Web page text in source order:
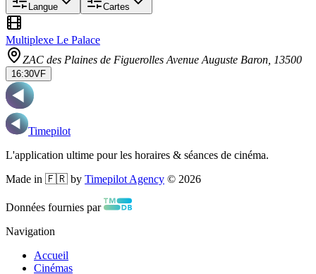
Langue Cartes
Multiplexe Le Palace
ZAC des Plaines de Figuerolles Avenue Auguste Baron , 13500
16:30VF
Timepilot
L'application ultime pour les horaires & séances de cinéma.
Made in 🇫🇷 by Timepilot Agency © 2026
Données fournies par
Navigation
Accueil
Cinémas